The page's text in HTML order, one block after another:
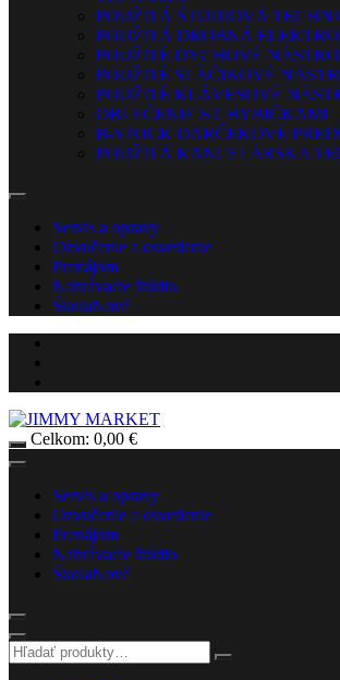
POUŽITÁ ŠTÚDIOVÁ
POUŽITÁ DROBNÁ
POUŽITÉ DYCHOVÉ
POUŽITÉ SLÁČIKOVÉ
POUŽITÉ KLÁVESOVÉ
OBLEČENIE S CHYBIČKAMI
B-STOCK DARČEKOVÉ
POUŽITÁ KANCELÁRSKA
Servis a opravy
Ozvučenie a osvetlenie
Prenájom
Nahrávacie štúdio
ŠkolaNové
Celkom: 0,00 €
Servis a opravy
Ozvučenie a osvetlenie
Prenájom
Nahrávacie štúdio
ŠkolaNové